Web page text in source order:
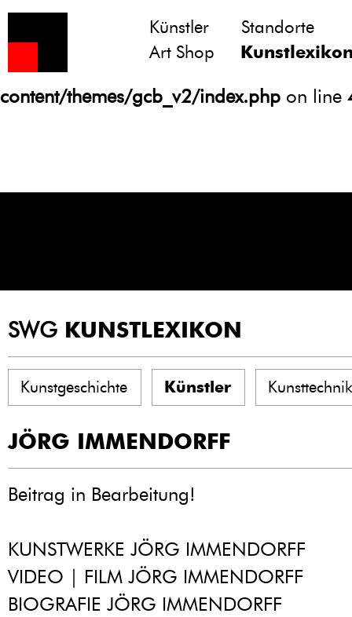
Notice
: Undefined variable: atts in
/homepages/21/d13550920/htdocs/
content/themes/gcb_v2/index.php on line
Künstler
Standorte
Art Shop
SWG KUNSTLEXIKON
Kunstgeschichte Künstler
JÖRG IMMENDORFF
Beitrag in Bearbeitung!
KUNSTWERKE JÖRG IMMENDORFF
VIDEO | FILM JÖRG IMMENDORFF
BIOGRAFIE JÖRG IMMENDORFF